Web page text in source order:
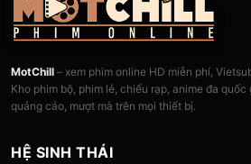
MotChill – xem phim online HD miễn phí,
Kho phim bộ, phim lẻ, chiếu rạp, anime đa
quảng cáo, mượt mà trên mọi thiết bị.
HỆ SINH THÁI